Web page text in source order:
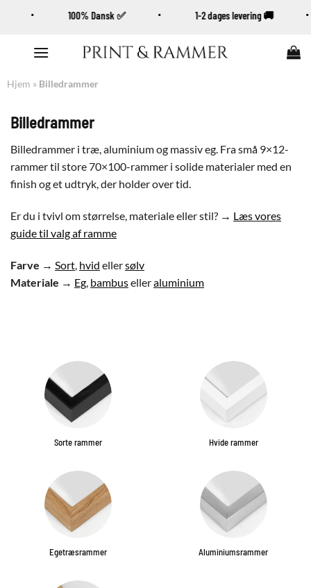
100% Dansk ✅ 1-2 dages levering 🚚
indhold
Hjem » Billedrammer
Billedrammer
Billedrammer i træ, aluminium og massiv eg. Fra små 9×12-
rammer til store 70×100-rammer i solide materialer med en
finish og et udtryk, der holder over tid.
Er du i tvivl om størrelse, materiale eller stil? → Læs vores
guide til valg af ramme
Farve → Sort hvid ellersølv
Materiale → Eg bambuselleraluminium
Sorte rammer Hvide rammer
Egetræsrammer Aluminiumsrammer